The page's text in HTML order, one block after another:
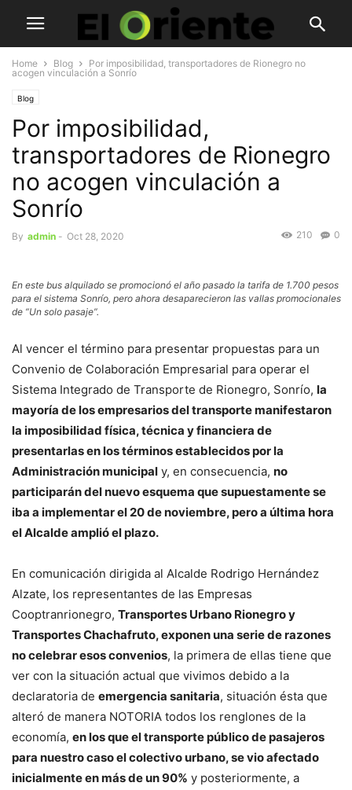
Home Blog
Por imposibilidad, transportadores de Rionegro no
acogen vinculación a Sonrío
Blog
Por imposibilidad,
transportadores de Rionegro
no acogen vinculación a
Sonrío
By admin - Oct 28, 2020 0
210
En este bus alquilado se promocionó el año pasado la tarifa de 1.700 pesos
para el sistema Sonrío, pero ahora desaparecieron las vallas promocionales
de “Un solo pasaje”.
Al vencer el término para presentar propuestas para un
Convenio de Colaboración Empresarial para operar el
Sistema Integrado de Transporte de Rionegro, Sonrío, la
mayoría de los empresarios del transporte manifestaron
la imposibilidad física, técnica y financiera de
presentarlas en los términos establecidos por la
Administración municipal y, en consecuencia, no
participarán del nuevo esquema que supuestamente se
iba a implementar el 20 de noviembre, pero a última hora
el Alcalde amplió el plazo.
En comunicación dirigida al Alcalde Rodrigo Hernández
Alzate, los representantes de las Empresas
Cooptranrionegro, Transportes Urbano Rionegro y
Transportes Chachafruto, exponen una serie de razones
no celebrar esos convenios, la primera de ellas tiene que
ver con la situación actual que vivimos debido a la
declaratoria de emergencia sanitaria, situación ésta que
alteró de manera NOTORIA todos los renglones de la
economía, en los que el transporte público de pasajeros
para nuestro caso el colectivo urbano, se vio afectado
inicialmente en más de un 90% y posteriormente, a